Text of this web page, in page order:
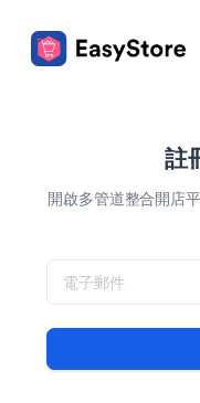
註
開啟多管道整合開店